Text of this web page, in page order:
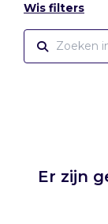
Wis filters
Er zijn